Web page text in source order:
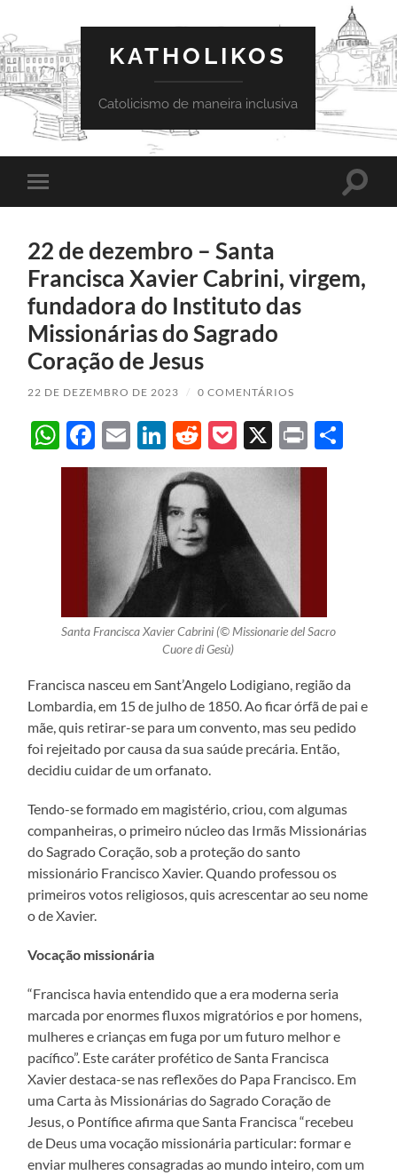
KATHOLIKOS
Catolicismo de maneira inclusiva
Toggle
mobile
Toggle
22 de dezembro – Santa
Francisca Xavier Cabrini, virgem,
fundadora do Instituto das
Missionárias do Sagrado
Coração de Jesus
22 DE DEZEMBRO DE 2023 / 0 COMENTÁRIOS
WhatsApp
Facebook
EmailLinkedIn
Reddit
Pocket
X Print
Santa Francisca Xavier Cabrini (© Missionarie del Sacro
Cuore di Gesù)
Francisca nasceu em Sant’Angelo Lodigiano, região da
Lombardia, em 15 de julho de 1850. Ao ficar órfã de pai e
mãe, quis retirar-se para um convento, mas seu pedido
foi rejeitado por causa da sua saúde precária. Então,
decidiu cuidar de um orfanato.
Tendo-se formado em magistério, criou, com algumas
companheiras, o primeiro núcleo das Irmãs Missionárias
do Sagrado Coração, sob a proteção do santo
missionário Francisco Xavier. Quando professou os
primeiros votos religiosos, quis acrescentar ao seu nome
o de Xavier.
Vocação missionária
“Francisca havia entendido que a era moderna seria
marcada por enormes fluxos migratórios e por homens,
mulheres e crianças em fuga por um futuro melhor e
pacífico”. Este caráter profético de Santa Francisca
Xavier destaca-se nas reflexões do Papa Francisco. Em
uma Carta às Missionárias do Sagrado Coração de
Jesus, o Pontífice afirma que Santa Francisca “recebeu
de Deus uma vocação missionária particular: formar e
enviar mulheres consagradas ao mundo inteiro, com um